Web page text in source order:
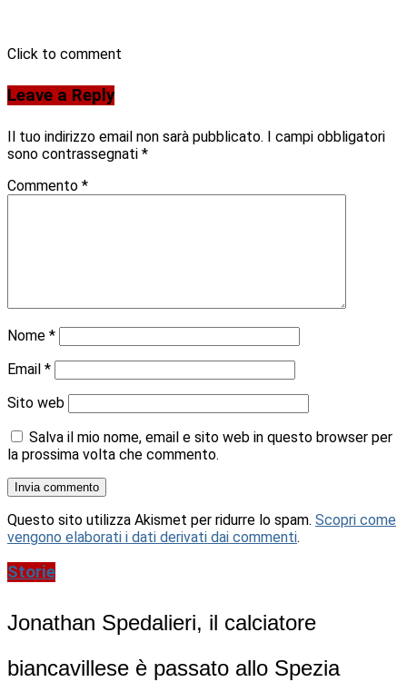
Click to comment
Leave a Reply
Il tuo indirizzo email non sarà pubblicato. I campi obbligatori
sono contrassegnati *
Commento *
Nome *
Email *
Sito web
Salva il mio nome, email e sito web in questo browser per
la prossima volta che commento.
Questo sito utilizza Akismet per ridurre lo spam. Scopri come
vengono elaborati i dati derivati dai commenti.
Storie
Jonathan Spedalieri, il calciatore
biancavillese è passato allo Spezia